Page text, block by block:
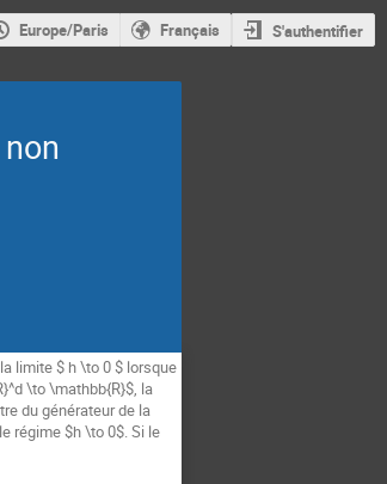
Europe/Paris Français S'authentifier
limite $ h \to 0 $ lorsque
\to \mathbb{R}$, la
du générateur de la
régime $h \to 0$. Si le